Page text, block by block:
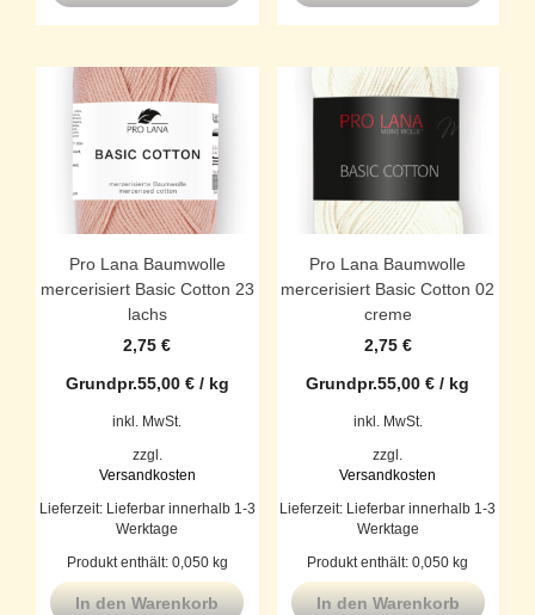
Pro Lana Baumwolle
mercerisiert Basic Cotton 23
lachs
2,75€
Grundpr.55,00 €/ kg
inkl. MwSt.
zzgl.
Versandkosten
Lieferzeit: Lieferbar innerhalb 1-3
Werktage
Produkt enthält: 0,050 kg
In den Warenkorb
Pro Lana Baumwolle
mercerisiert Basic Cotton 02
creme
2,75 €
Grundpr.55,00€ / kg
inkl. MwSt.
zzgl.
Versandkosten
Lieferzeit: Lieferbar innerhalb 1-3
Werktage
Produkt enthält: 0,050 kg
In den Warenkorb